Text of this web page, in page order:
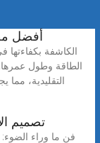
أفضل
الطاقة وطول
التقليدية، مما
تصميم